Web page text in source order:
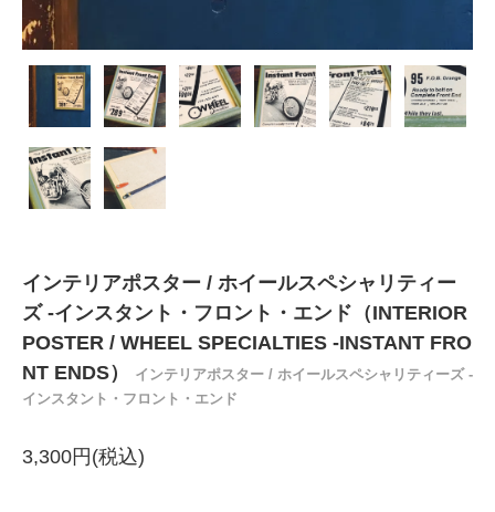
インテリアポスター / ホイールスペシャリティー
ズ -インスタント・フロント・エンド（INTERIOR
POSTER / WHEEL SPECIALTIES -INSTANT FRO
NT ENDS）
インテリアポスター / ホイールスペシャリティーズ -
インスタント・フロント・エンド
3,300円(税込)